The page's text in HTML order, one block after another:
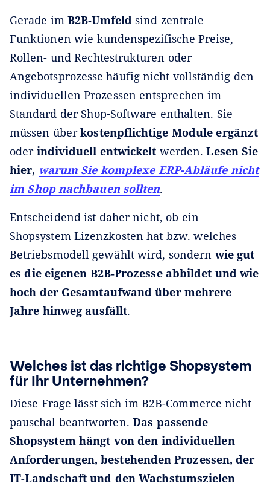
Gerade imB2B‑Umfeldsind zentrale
Funktionen wie kundenspezifische Preise,
Rollen- und Rechtestrukturen oder
Angebotsprozesse häufig nicht vollständig den
individuellen Prozessen entsprechen im
Standard der Shop-Software enthalten. Sie
müssen überkostenpflichtige Module ergänzt
oderindividuell entwickelt werden.Lesen Sie
hier, warum Sie komplexe ERP-Abläufe nicht
im Shop nachbauen sollten.
Entscheidend ist daher nicht, ob ein
Shopsystem Lizenzkosten hat bzw. welches
Betriebsmodell gewählt wird, sondern wie gut
es die eigenen B2B‑Prozesse abbildet und wie
hoch der Gesamtaufwand über mehrere
Jahre hinweg ausfällt.
Welches ist das richtige Shopsystem
für Ihr Unternehmen?
Diese Frage lässt sich im B2B-Commerce nicht
pauschal beantworten. Das passende
Shopsystem hängt von den individuellen
Anforderungen, bestehenden Prozessen, der
IT-Landschaft und den Wachstumszielen